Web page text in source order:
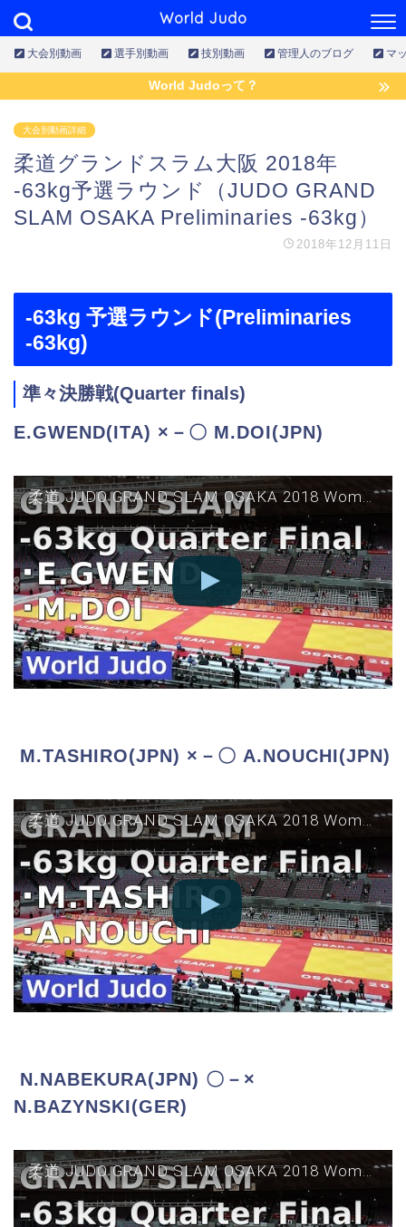
World Judo
大会別動画 選手別動画 技別動画 管理人のブログ マ
World Judoって？
大会別動画詳細
柔道グランドスラム大阪 2018年
-63kg予選ラウンド（JUDO GRAND
SLAM OSAKA Preliminaries -63kg）
2018年12月11日
-63kg 予選ラウンド(Preliminaries
-63kg)
準々決勝戦(Quarter finals)
E.GWEND(ITA) ×－〇 M.DOI(JPN)
柔道 JUDO GRAND SLAM OSAKA 2018 Women 63kg Quarter Final E GWEND vs M DOI グランドスラム大阪
M.TASHIRO(JPN) ×－〇 A.NOUCHI(JPN)
柔道 JUDO GRAND SLAM OSAKA 2018 Women 63kg Quarter Final M TASHIRO vs A NOUCHI グランドスラム大阪
N.NABEKURA(JPN) 〇－×
N.BAZYNSKI(GER)
柔道 JUDO GRAND SLAM OSAKA 2018 Women 63kg Quarter Final N NABEKURA vs N BAZYNSKI グランドスラム大阪